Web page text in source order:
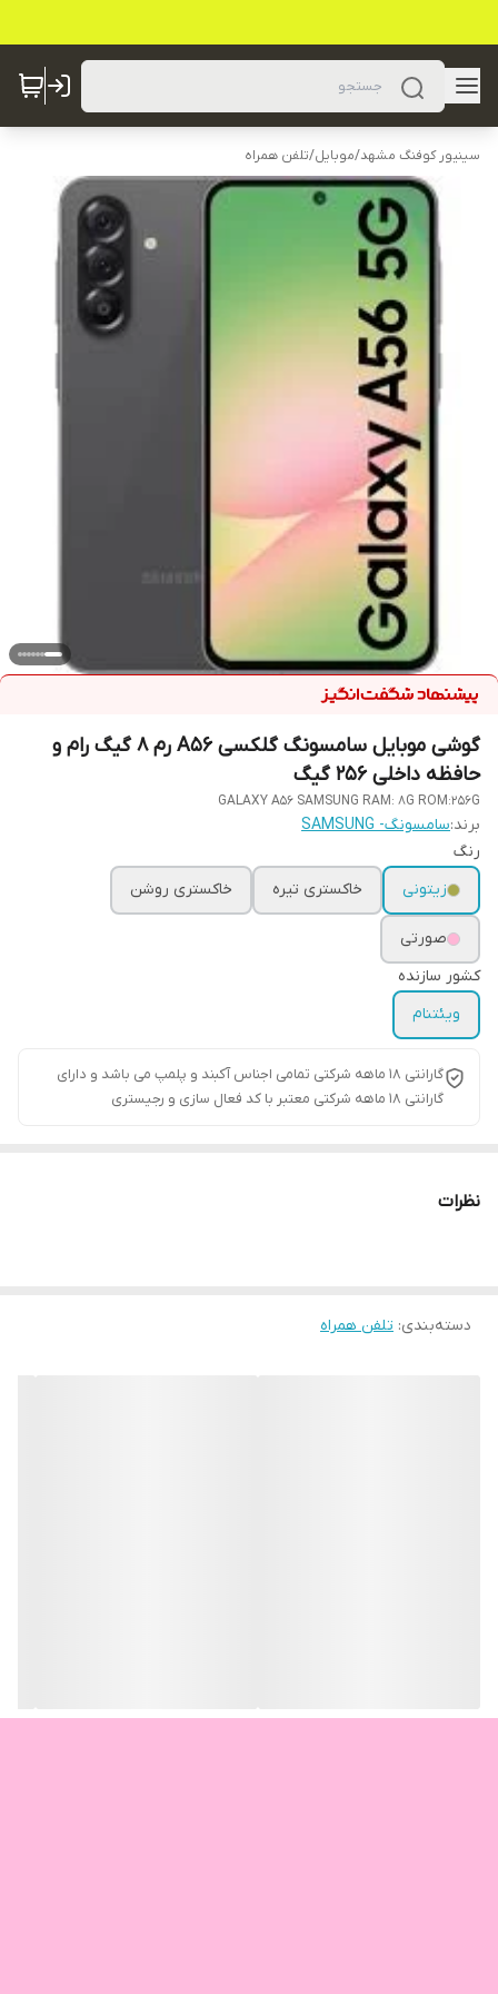
سینیور کوفنگ مشهد/موبایل/تلفن همراه
گوشی موبایل سامسونگ گلکسی A56 رم 8 گیگ رام و
حافظه داخلی 256 گیگ
GALAXY A56 SAMSUNG RAM: 8G ROM:256G
برند:سامسونگ- SAMSUNG
رنگ
زیتونی
خاکستری تیره خاکستری روشن
صورتی
کشور سازنده
ویئتنام
گارانتی ۱۸ ماهه شرکتی تمامی اجناس آکبند و پلمپ می باشد و دارای
گارانتی ۱۸ ماهه شرکتی معتبر با کد فعال سازی و رجیستری
نظرات
دسته‌بندی: تلفن همراه